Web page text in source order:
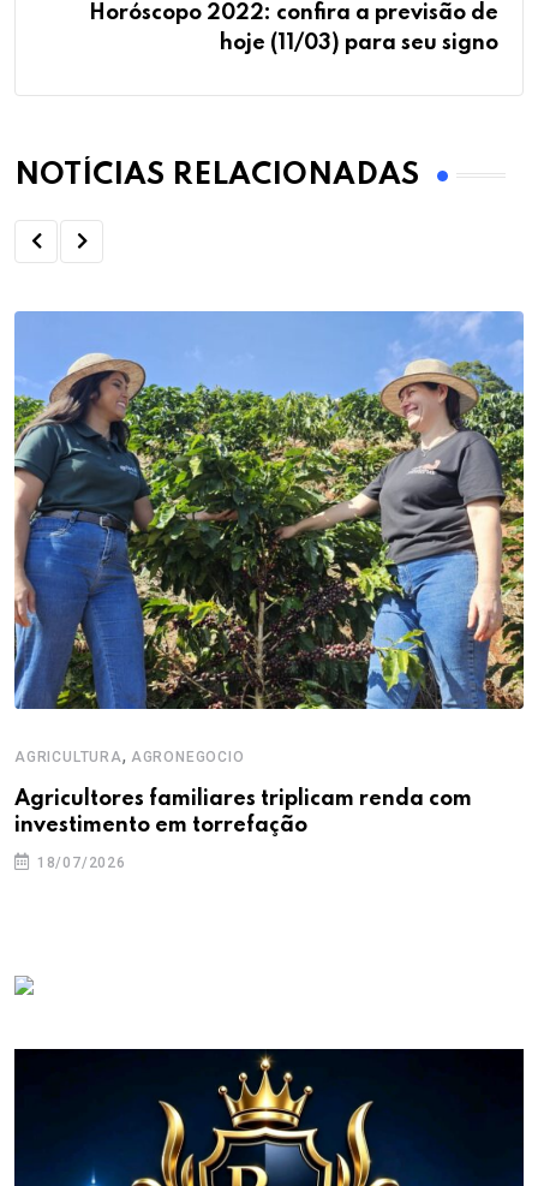
Horóscopo 2022: confira a previsão de
hoje (11/03) para seu signo
NOTÍCIAS RELACIONADAS
AGRICULTURA, AGRONEGOCIO
Agricultores familiares triplicam renda com
investimento em torrefação
18/07/2026